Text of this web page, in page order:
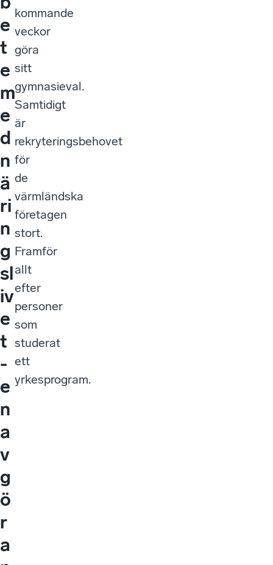
e
t
e
m
e
d
n
ä
ri
n
g
sl
iv
e
t
-
e
n
a
v
g
ö
r
a
kommande
veckor
göra
sitt
gymnasieval.
Samtidigt
är
rekryteringsbehovet
för
de
värmländska
företagen
stort.
Framför
allt
efter
personer
som
studerat
ett
yrkesprogram.